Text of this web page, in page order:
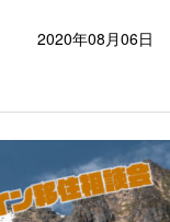
2020年08月06日